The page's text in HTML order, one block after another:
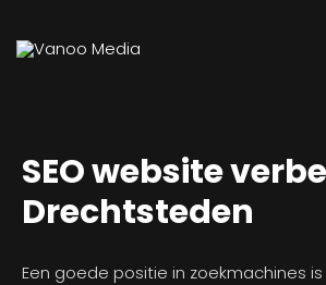
SEO website
Drechtsteden
Een goede positie in zoekmachines